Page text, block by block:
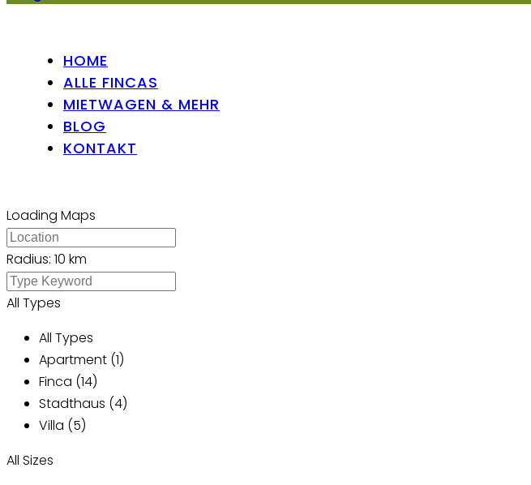
HOME
ALLE FINCAS
MIETWAGEN & MEHR
BLOG
KONTAKT
Loading Maps
Radius: 10 km
All Types
All Types
Apartment (1)
Finca (14)
Stadthaus (4)
Villa (5)
All Sizes